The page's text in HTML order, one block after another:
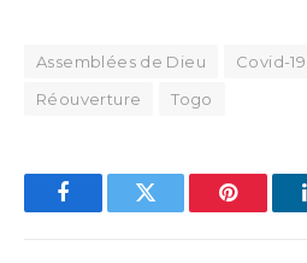
Assemblées de Dieu Covid-19
Réouverture
Togo
FacebookTwitter Pinterest